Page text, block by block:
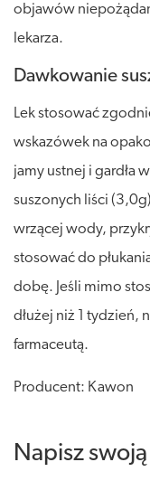
objawów
lekarza.
Dawkowanie
Lek stosować
wskazówek na
jamy ustnej i gardła
suszonych liści
wrzącej wody,
stosować do
dobę. Jeśli mimo
dłużej niż 1 tydzień,
farmaceutą.
Producent: Kawon
Napisz